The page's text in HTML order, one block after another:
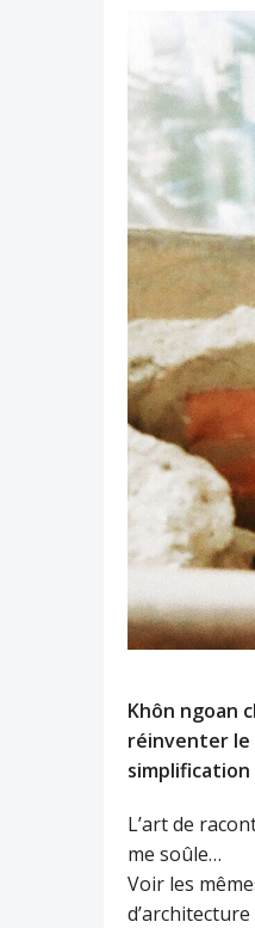
Khôn ngoan
réinventer le
simplification
L’art de
me soûle…
Voir les